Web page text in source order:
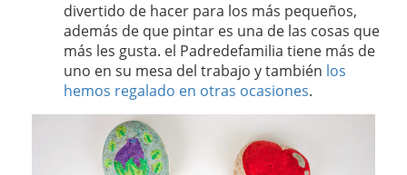
divertido de hacer para los más pequeños,
además de que pintar es una de las cosas que
más les gusta. el Padredefamilia tiene más de
uno en su mesa del trabajo y también los
hemos regalado en otras ocasiones.